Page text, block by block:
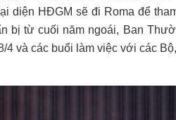
diện HĐGM sẽ đi Roma để
bị từ cuối năm ngoái, Ban
4 và các buổi làm việc với các